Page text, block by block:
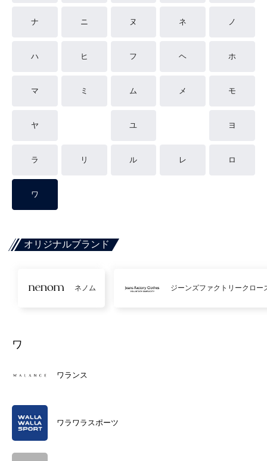
ナ ニ ヌ ネ ノ
ハ ヒ フ ヘ ホ
マ ミ ム メ モ
ヤ ユ ヨ
ラ リ ル レ ロ
ワ
オリジナルブランド
ネノム ジーンズファクトリークロー
ワ
ワランス
ワラワラスポーツ